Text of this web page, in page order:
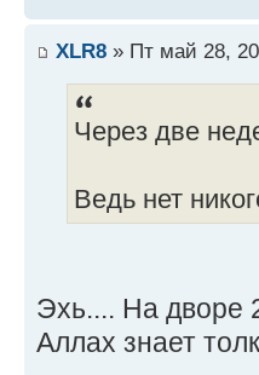
XLR8 » Пт май 28,
Через две
Ведь нет
Эхь.... На дворе
Аллах знает